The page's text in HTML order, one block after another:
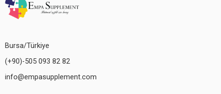
Bursa/Türkiye
(+90)-505 093 82 82
info@empasupplement.com